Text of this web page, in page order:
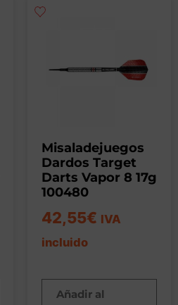
Misaladejuegos
Dardos Target
Darts Vapor 8 17g
100480
42,55€ IVA
incluido
Añadir al